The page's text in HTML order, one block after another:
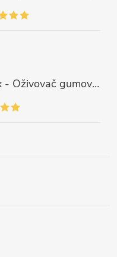
Koch Chemie GUF Gummifix - Oživovač gumových koberců (1000ml)